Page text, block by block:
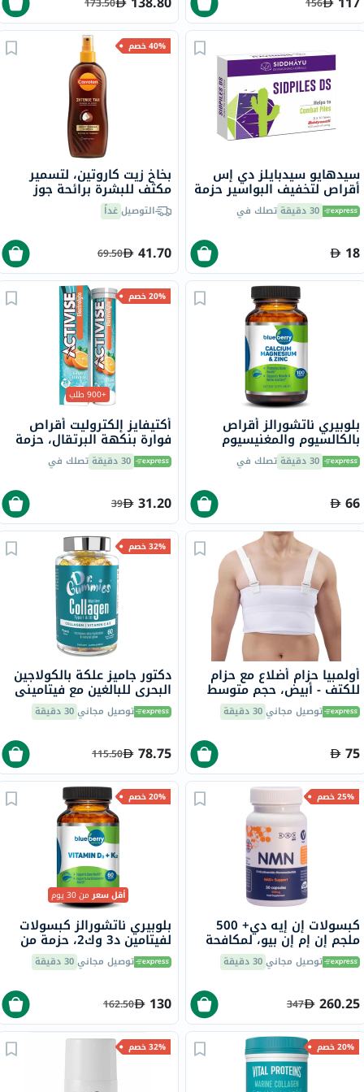
سيدهايو سيدبايلز دي إس
أقراص لتخفيف البواسير حزمة
من 30 30 دقيقة تصلك في
18
40% خصم
بخاخ زيت كاروتين، لتسمير
مكثف للبشرة برائحة جوز
الهند، 200 مل
التوصيلغداً
41.70
69.50
بلوبيري ناتشورالز أقراص
بالكالسيوم والمغنيسيوم
والزنك، 100 قطعة30 دقيقة تصلك في
66
20% خصم
+900 طلب
أكتيفايز إلكتروليت أقراص
فوارة بنكهة البرتقال، حزمة
من 20 30 دقيقة تصلك في
31.20
39
أولمبيا حزام أضلاع مع حزام
للكتف - أبيض، حجم متوسط
OEB-516توصيل مجاني30 دقيقة
75
32% خصم
دكتور جاميز علكة بالكولاجين
البحري للبالغين مع فيتاميني
ج وهـ، حزمة من 60
توصيل مجاني30 دقيقة
78.75
115.50
25% خصم
كبسولات إن إيه دي+ 500
ملجم إن إم إن بيو، لمكافحة
الشيخوخة - 30 كبسولةتوصيل مجاني30 دقيقة
260.25
347
20% خصم
أقل سعرمن 30 يوم
بلوبيري ناتشورالز كبسولات
لفيتامين د3 وك2، حزمة من
60 توصيل مجاني30 دقيقة
130
162.50
20% خصم 32% خصم